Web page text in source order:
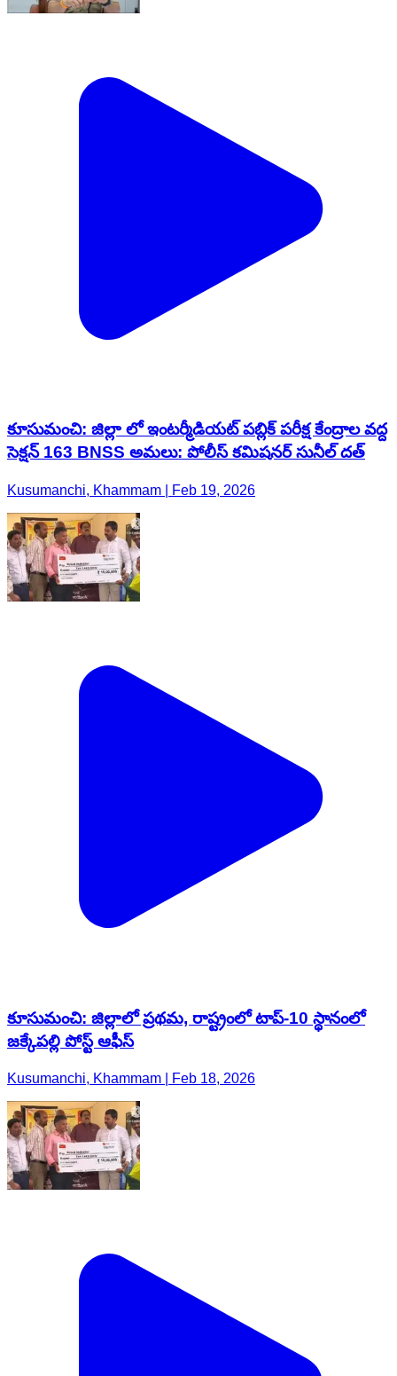
కూసుమంచి: జిల్లా లో ఇంటర్మీడియట్ పబ్లిక్ పరీక్ష కేంద్రాల వద్ద
సెక్షన్ 163 BNSS అమలు: పోలీస్ కమిషనర్ సునీల్ దత్
Kusumanchi, Khammam | Feb 19, 2026
కూసుమంచి: జిల్లాలో ప్రథమ, రాష్ట్రంలో టాప్-10 స్థానంలో
జక్కేపల్లి పోస్ట్ ఆఫీస్
Kusumanchi, Khammam | Feb 18, 2026